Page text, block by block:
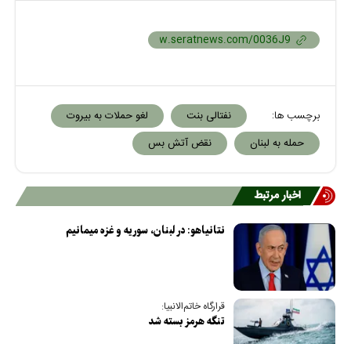
برچسب ها: نفتالی بنت
لغو حملات به بیروت
حمله به لبنان
نقض آتش بس
اخبار مرتبط
نتانیاهو: در لبنان، سوریه و غزه میمانیم
قرارگاه خاتم‌الانبیا:
تنگه هرمز بسته شد